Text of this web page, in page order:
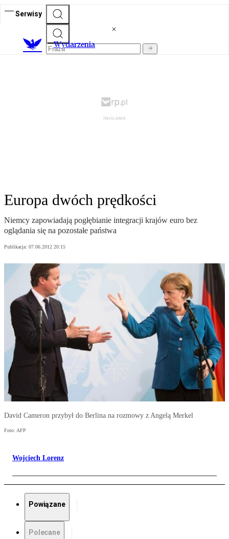
Serwisy
Wydarzenia
Europa dwóch prędkości
Niemcy zapowiadają pogłębianie integracji krajów euro bez
oglądania się na pozostałe państwa
Publikacja: 07.06.2012 20:15
David Cameron przybył do Berlina na rozmowy z Angelą Merkel
Foto: AFP
Wojciech Lorenz
Powiązane
Polecane